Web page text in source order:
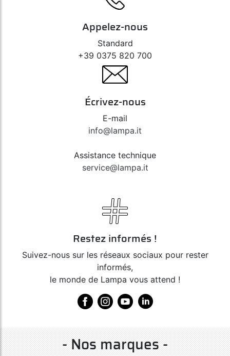
Appelez-nous
Standard
+39 0375 820 700
Écrivez-nous
E-mail
info@lampa.it
Assistance technique
service@lampa.it
Restez informés !
Suivez-nous sur les réseaux sociaux pour rester
informés,
le monde de Lampa vous attend !
- Nos marques -